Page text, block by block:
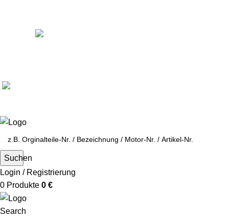
Suchen
Login / Registrierung
0 Produkte 0 €
Search